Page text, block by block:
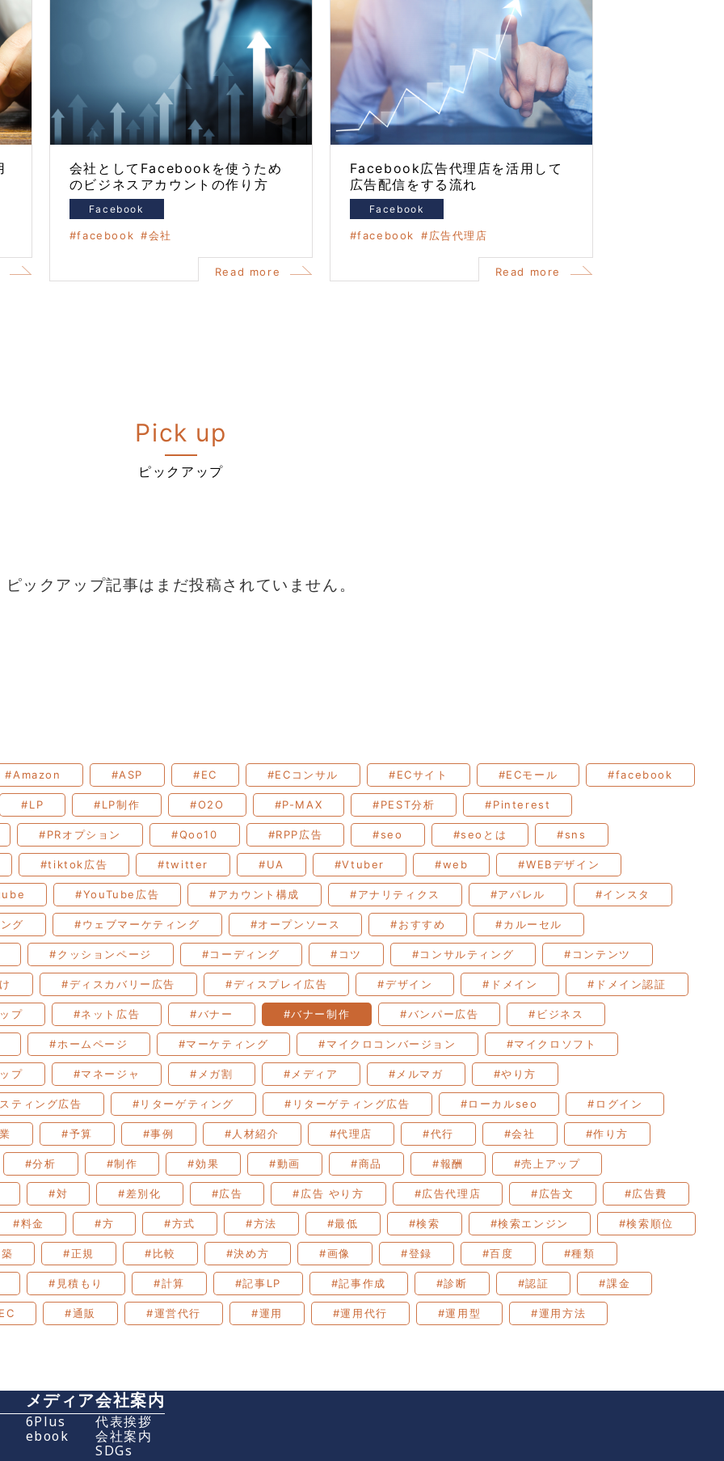
会社としてFacebookを使うため
のビジネスアカウントの作り方
Facebook
facebook 会社
Read more
Facebook広告代理店を活用して
広告配信をする流れ
Facebook
facebook 広告代理店
Read more
Pick up
ピックアップ
ピックアップ記事はまだ投稿されていません。
#Amazon #ASP #EC #ECコンサル #ECサイト #ECモール #facebook
#LP #LP制作 #O2O #P-MAX #PEST分析 #Pinterest
#PRオプション #Qoo10 #RPP広告 #seo #seoとは #sns
#tiktok広告 #twitter #UA #Vtuber #web #WEBデザイン
#YouTube広告 #アカウント構成 #アナリティクス #アパレル #インスタ
グ #ウェブマーケティング #オープンソース #おすすめ #カルーセル
#クッションページ #コーディング #コツ #コンサルティング #コンテンツ
#ディスカバリー広告 #ディスプレイ広告 #デザイン #ドメイン #ドメイン認証
プ #ネット広告 #バナー #バナー制作 #バンパー広告 #ビジネス
#ホームページ #マーケティング #マイクロコンバージョン #マイクロソフト
プ #マネージャ #メガ割 #メディア #メルマガ #やり方
ティング広告 #リターゲティング #リターゲティング広告 #ローカルseo #ログイン
#予算 #事例 #人材紹介 #代理店 #代行 #会社 #作り方
#分析 #制作 #効果 #動画 #商品 #報酬 #売上アップ
#対 #差別化 #広告 #広告 やり方 #広告代理店 #広告文 #広告費
#料金 #方 #方式 #方法 #最低 #検索 #検索エンジン #検索順位
#正規 #比較 #決め方 #画像 #登録 #百度 #種類
#見積もり #計算 #記事LP #記事作成 #診断 #認証 #課金
#通販 #運営代行 #運用 #運用代行 #運用型 #運用方法
メディア
6Plus
ebook
会社案内
代表挨拶
会社案内
SDGs